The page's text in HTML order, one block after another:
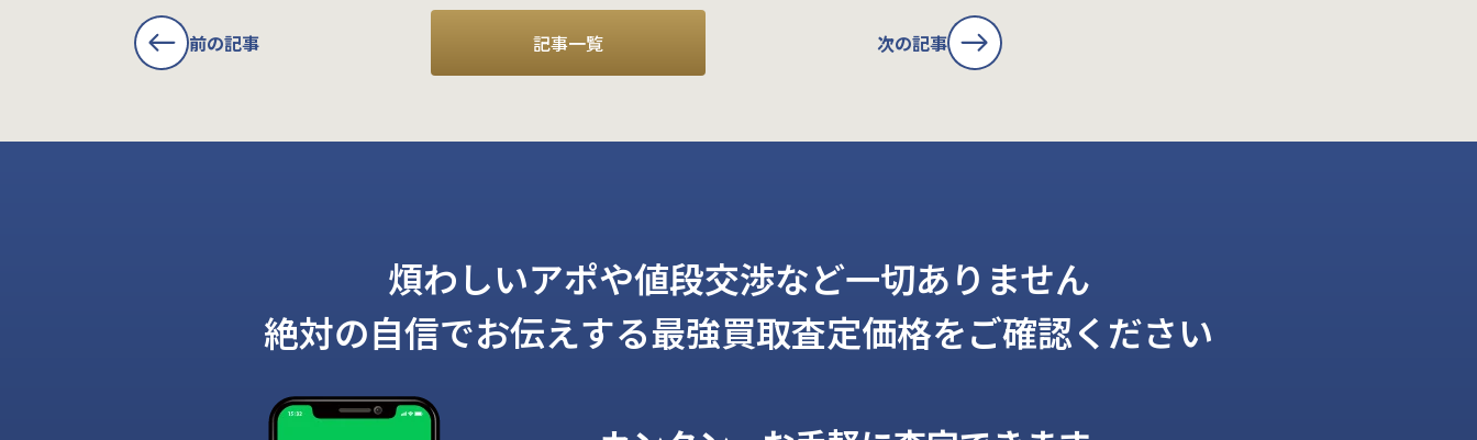
前の記事 記事一覧 次の記事
煩わしいアポや値段交渉など一切ありません
絶対の自信でお伝えする最強買取査定価格をご確認ください